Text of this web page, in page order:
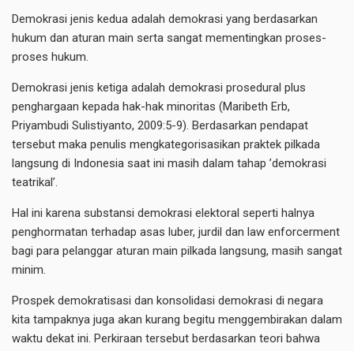
Demokrasi jenis kedua adalah demokrasi yang berdasarkan
hukum dan aturan main serta sangat mementingkan proses-
proses hukum.
Demokrasi jenis ketiga adalah demokrasi prosedural plus
penghargaan kepada hak-hak minoritas (Maribeth Erb,
Priyambudi Sulistiyanto, 2009:5-9). Berdasarkan pendapat
tersebut maka penulis mengkategorisasikan praktek pilkada
langsung di Indonesia saat ini masih dalam tahap ’demokrasi
teatrikal’.
Hal ini karena substansi demokrasi elektoral seperti halnya
penghormatan terhadap asas luber, jurdil dan law enforcerment
bagi para pelanggar aturan main pilkada langsung, masih sangat
minim.
Prospek demokratisasi dan konsolidasi demokrasi di negara
kita tampaknya juga akan kurang begitu menggembirakan dalam
waktu dekat ini. Perkiraan tersebut berdasarkan teori bahwa